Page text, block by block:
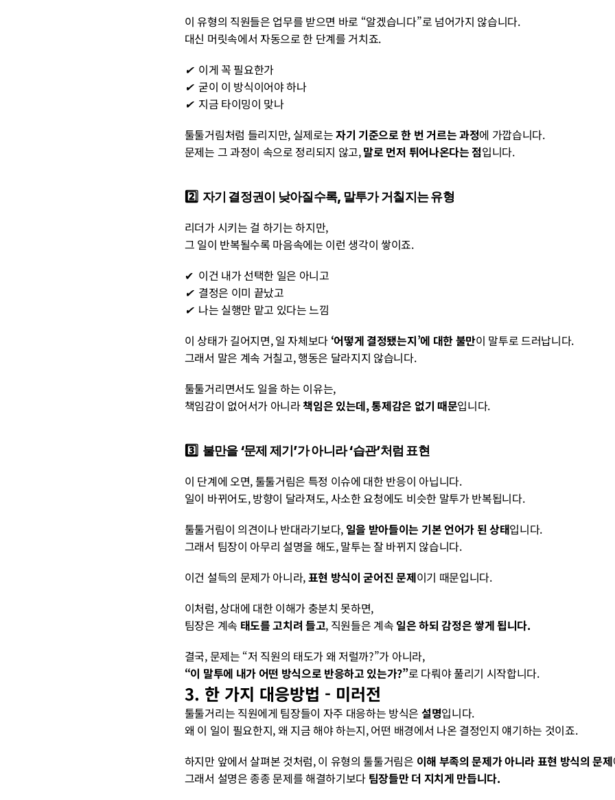
이 유형의 직원들은 업무를 받으면 바로 “알겠습니다”로 넘어가지 않습니다.
대신 머릿속에서 자동으로 한 단계를 거치죠.
✔︎ 이게 꼭 필요한가
✔︎ 굳이 이 방식이어야 하나
✔︎ 지금 타이밍이 맞나
툴툴거림처럼 들리지만, 실제로는 자기 기준으로 한 번 거르는 과정에 가깝습니다.
문제는 그 과정이 속으로 정리되지 않고, 말로 먼저 튀어나온다는 점입니다.
2️⃣  자기 결정권이 낮아질수록, 말투가 거칠지는 유형
리더가 시키는 걸 하기는 하지만,
그 일이 반복될수록 마음속에는 이런 생각이 쌓이죠.
✔︎  이건 내가 선택한 일은 아니고
✔︎ 결정은 이미 끝났고
✔︎ 나는 실행만 맡고 있다는 느낌
이 상태가 길어지면, 일 자체보다 ‘어떻게 결정됐는지’에 대한 불만이 말투로 드러납니다.
그래서 말은 계속 거칠고, 행동은 달라지지 않습니다.
툴툴거리면서도 일을 하는 이유는,
책임감이 없어서가 아니라 책임은 있는데, 통제감은 없기 때문입니다.
3️⃣  불만을 ‘문제 제기’가 아니라 ‘습관’처럼 표현
이 단계에 오면, 툴툴거림은 특정 이슈에 대한 반응이 아닙니다.
일이 바뀌어도, 방향이 달라져도, 사소한 요청에도 비슷한 말투가 반복됩니다.
툴툴거림이 의견이나 반대라기보다, 일을 받아들이는 기본 언어가 된 상태입니다.
그래서 팀장이 아무리 설명을 해도, 말투는 잘 바뀌지 않습니다.
이건 설득의 문제가 아니라, 표현 방식이 굳어진 문제이기 때문입니다.
이처럼, 상대에 대한 이해가 충분치 못하면,
팀장은 계속 태도를 고치려 들고, 직원들은 계속 일은 하되 감정은 쌓게 됩니다.
결국, 문제는 “저 직원의 태도가 왜 저럴까?”가 아니라,
“이 말투에 내가 어떤 방식으로 반응하고 있는가?”로 다뤄야 풀리기 시작합니다.
3. 한 가지 대응방법 - 미러전
툴툴거리는 직원에게 팀장들이 자주 대응하는 방식은 설명입니다.
왜 이 일이 필요한지, 왜 지금 해야 하는지, 어떤 배경에서 나온 결정인지 얘기하는 것이죠.
하지만 앞에서 살펴본 것처럼, 이 유형의 툴툴거림은 이해 부족의 문제가 아니라 표현 방식의 문제
그래서 설명은 종종 문제를 해결하기보다 팀장들만 더 지치게 만듭니다.